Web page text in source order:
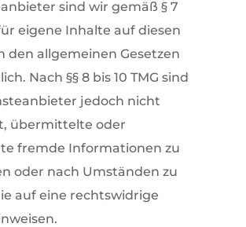
sind wir gemäß § 7
eigene Inhalte auf diesen
den allgemeinen Gesetzen
Nach §§ 8 bis 10 TMG sind
jedoch nicht
übermittelte oder
fremde Informationen zu
oder nach Umständen zu
auf eine rechtswidrige